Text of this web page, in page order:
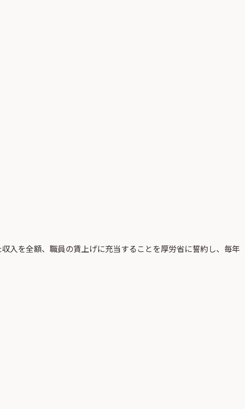
入を全額、職員の賃上げに充当することを厚労省に誓約し、毎年